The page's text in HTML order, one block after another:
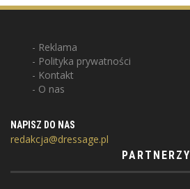
Reklama
Polityka prywatności
Kontakt
O nas
NAPISZ DO NAS
redakcja@dressage.pl
PARTNERZY